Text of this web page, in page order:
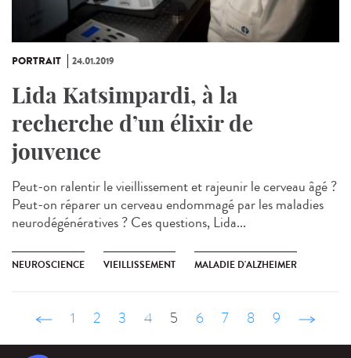
PORTRAIT 24.01.2019
Lida Katsimpardi, à la
recherche d’un élixir de
jouvence
Peut-on ralentir le vieillissement et rajeunir le cerveau âgé ?
Peut-on réparer un cerveau endommagé par les maladies
neurodégénératives ? Ces questions, Lida...
NEUROSCIENCE VIEILLISSEMENT MALADIE D'ALZHEIMER
‹ précédent
1 2 3 4 5 6 7 8 9 suivant ›